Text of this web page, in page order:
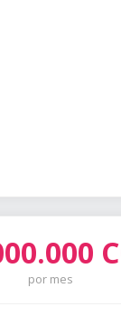
por mes